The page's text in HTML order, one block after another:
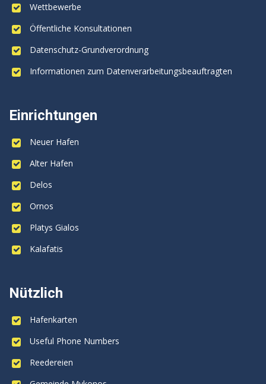
Wettbewerbe
Öffentliche Konsultationen
Datenschutz-Grundverordnung
Informationen zum Datenverarbeitungsbeauftragten
Einrichtungen
Neuer Hafen
Alter Hafen
Delos
Ornos
Platys Gialos
Kalafatis
Nützlich
Hafenkarten
Useful Phone Numbers
Reedereien